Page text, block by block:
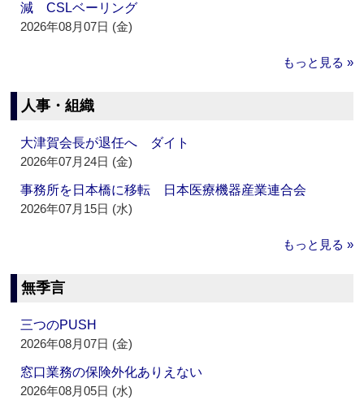
減 CSLベーリング
2026年08月07日 (金)
もっと見る »
人事・組織
大津賀会長が退任へ ダイト
2026年07月24日 (金)
事務所を日本橋に移転 日本医療機器産業連合会
2026年07月15日 (水)
もっと見る »
無季言
三つのPUSH
2026年08月07日 (金)
窓口業務の保険外化ありえない
2026年08月05日 (水)